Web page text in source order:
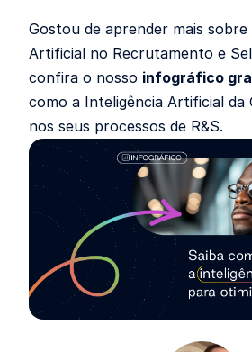
Gostou de aprender mais
Artificial no Recrutamento e
confira o nosso infográfico
como a Inteligência Artificial da
nos seus processos de R&S.